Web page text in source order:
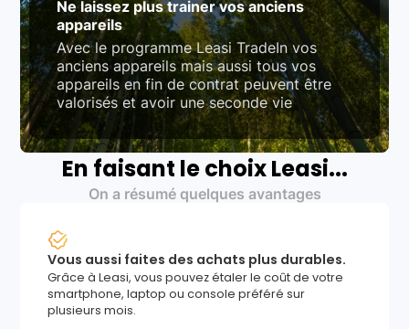
Ne laissez plus trainer vos anciens
appareils
Avec le programme Leasi TradeIn vos
anciens appareils mais aussi tous vos
appareils en fin de contrat peuvent être
valorisés et avoir une seconde vie
En faisant le choix Leasi...
On a résumé quelques avantages
Vous aussi faites des achats plus durables.
Grâce à Leasi, vous pouvez étaler le coût de votre
smartphone, laptop ou console préféré sur
plusieurs mois.